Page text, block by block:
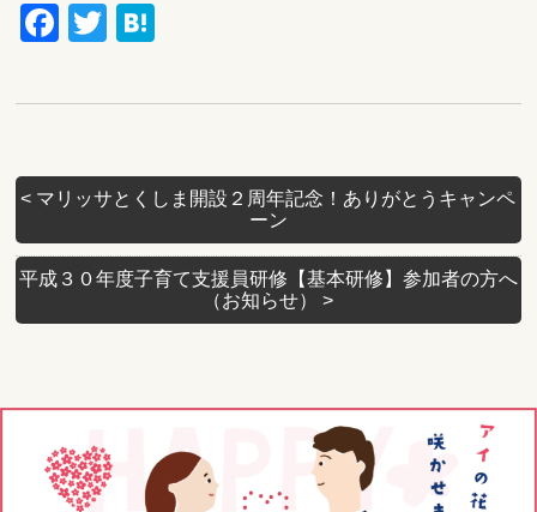
Facebook
Twitter
< マリッサとくしま開設２周年記念！ありがとうキャンペ
ーン
平成３０年度子育て支援員研修【基本研修】参加者の方へ
（お知らせ）>